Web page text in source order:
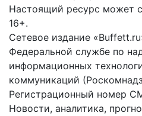
Настоящий ресурс может
16+.
Сетевое издание
Федеральной службе по
информационных
коммуникаций
Регистрационный номер
Новости, аналитика,